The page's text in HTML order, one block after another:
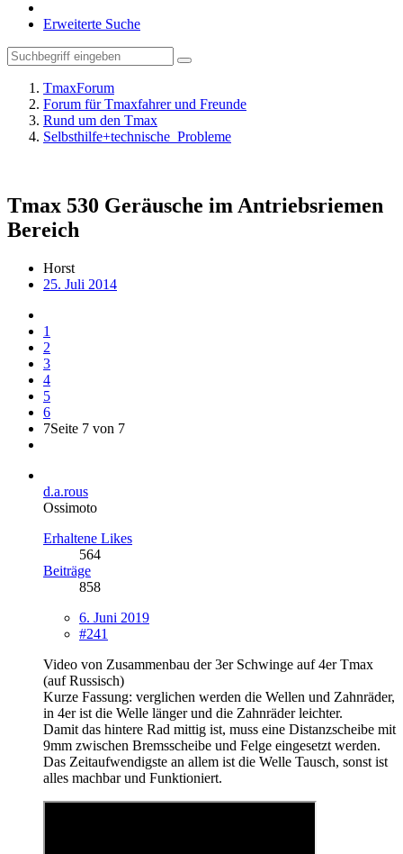
Erweiterte Suche
TmaxForum
Forum für Tmaxfahrer und Freunde
Rund um den Tmax
Selbsthilfe+technische_Probleme
Tmax 530 Geräusche im Antriebsriemen
Bereich
Horst
25. Juli 2014
1
2
3
4
5
6
7Seite 7 von 7
d.a.rous
Ossimoto
Erhaltene Likes
564
Beiträge
858
6. Juni 2019
#241
Video von Zusammenbau der 3er Schwinge auf 4er Tmax
(auf Russisch)
Kurze Fassung: verglichen werden die Wellen und Zahnräder,
in 4er ist die Welle länger und die Zahnräder leichter.
Damit das hintere Rad mittig ist, muss eine Distanzscheibe mit
9mm zwischen Bremsscheibe und Felge eingesetzt werden.
Das Zeitaufwendigste an allem ist die Welle Tausch, sonst ist
alles machbar und Funktioniert.